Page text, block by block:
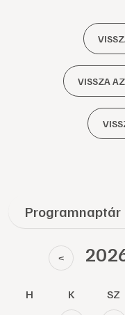
VISSZA
Programnaptár
<
H K SZ